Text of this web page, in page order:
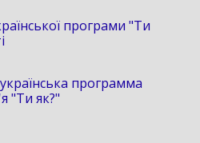
програми "Ти
программа
"Ти як?"